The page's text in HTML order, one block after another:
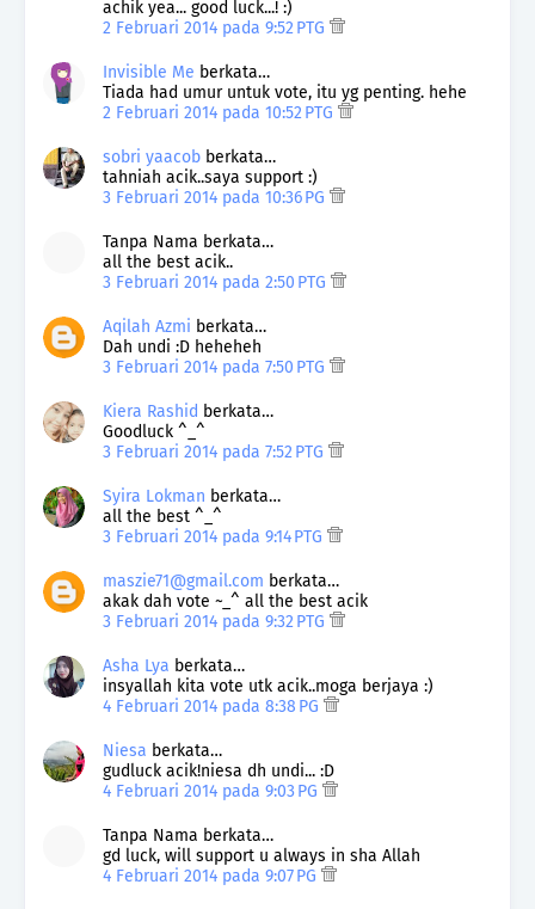
achik yea... good luck...! :)
2 Februari 2014 pada 9:52 PTG
Invisible Me berkata…
Tiada had umur untuk vote, itu yg penting. hehe
2 Februari 2014 pada 10:52 PTG
sobri yaacob berkata…
tahniah acik..saya support :)
3 Februari 2014 pada 10:36 PG
Tanpa Nama berkata…
all the best acik..
3 Februari 2014 pada 2:50 PTG
Aqilah Azmi berkata…
Dah undi :D heheheh
3 Februari 2014 pada 7:50 PTG
Kiera Rashid berkata…
Goodluck ^_^
3 Februari 2014 pada 7:52 PTG
Syira Lokman berkata…
all the best ^_^
3 Februari 2014 pada 9:14 PTG
maszie71@gmail.com berkata…
akak dah vote ~_^ all the best acik
3 Februari 2014 pada 9:32 PTG
Asha Lya berkata…
insyallah kita vote utk acik..moga berjaya :)
4 Februari 2014 pada 8:38 PG
Niesa berkata…
gudluck acik!niesa dh undi... :D
4 Februari 2014 pada 9:03 PG
Tanpa Nama berkata…
gd luck, will support u always in sha Allah
4 Februari 2014 pada 9:07 PG